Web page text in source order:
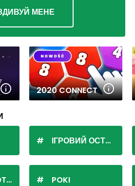
МЕНЕ
2020 CONNECT
ІГРОВИЙ ОСТРІВ
POKI